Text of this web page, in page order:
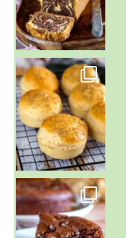
~ BUNS MAISON ~
Un peu de boulange par ici au
~ GÂTEAU FONDANT CHOCO NOISETTE ~
C'est lundi